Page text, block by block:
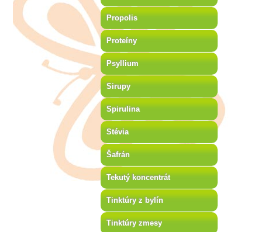
Propolis
Proteíny
Psyllium
Sirupy
Spirulina
Stévia
Šafrán
Tekutý koncentrát
Tinktúry z bylín
Tinktúry zmesy